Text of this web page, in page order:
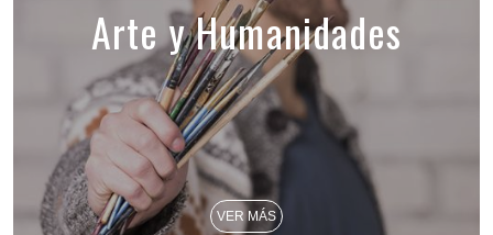
Arte y Humanidades
VER MÁS